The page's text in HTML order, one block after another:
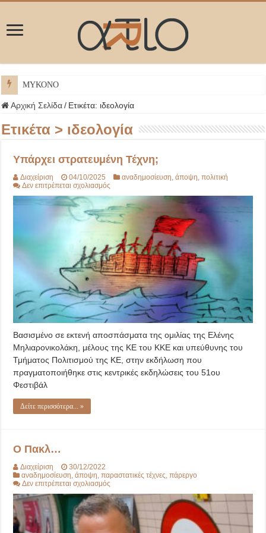
ΜΥΚΟΝΟΣ
Αρχική Σελίδα / Ετικέτα: ιδεολογία
Ετικέτα > ιδεολογία
Υπάρχει στρατευμένη Τέχνη;
Διαχείριση 04/10/2025 αναδημοσίευση ,άποψη ,πολιτική
Δεν επιτρέπεται σχολιασμός
στρατευμένη
Τέχνη;
Βασισμένο σε εκτενή αποσπάσματα της ομιλίας της Ελένης
Μηλιαρονικολάκη, μέλους της ΚΕ του ΚΚΕ και υπεύθυνης του
Τμήματος Πολιτισμού της ΚΕ, στην εκδήλωση που
πραγματοποιήθηκε στις κεντρικές εκδηλώσεις του 51ου
Φεστιβάλ
Δείτε περισσότερα... »
Ο Πακλ…
Διαχείριση
30/12/2022
αναδημοσίευση,άποψη,παραστατικές τέχνες,πάρεργο
Δεν επιτρέπεται σχολιασμός
Πακλ…